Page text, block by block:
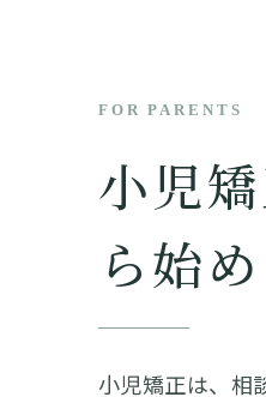
FOR PARENTS
小児
ら始
小児矯正は、相